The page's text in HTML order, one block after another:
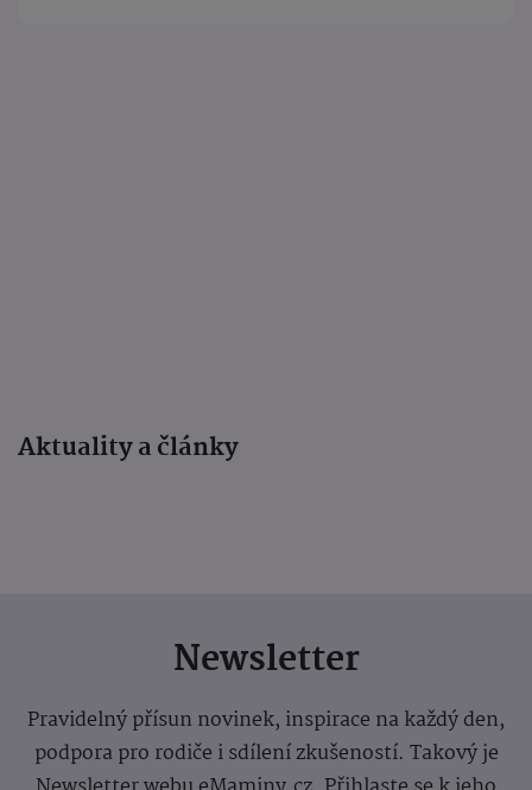
Aktuality a články
Newsletter
Pravidelný přísun novinek, inspirace na každý den,
podpora pro rodiče i sdílení zkušeností. Takový je